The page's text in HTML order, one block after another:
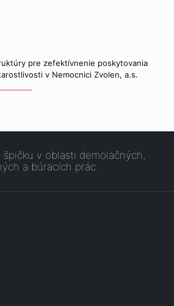
pre zefektívnenie poskytovania
v Nemocnici Zvolen, a.s.
špičku v oblasti demolačných,
a búracích prác.